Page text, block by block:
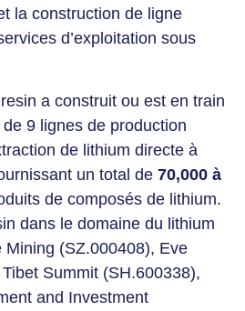
la construction de ligne
d’exploitation sous
a construit ou est en train
9 lignes de production
de lithium directe à
un total de 70,000 à
de composés de lithium.
dans le domaine du lithium
(SZ.000408), Eve
Summit (SH.600338),
and Investment